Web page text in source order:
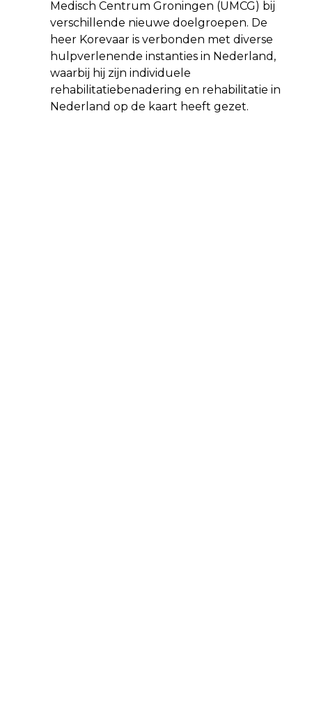
Medisch Centrum Groningen (UMCG) bij
verschillende nieuwe doelgroepen. De
heer Korevaar is verbonden met diverse
hulpverlenende instanties in Nederland,
waarbij hij zijn individuele
rehabilitatiebenadering en rehabilitatie in
Nederland op de kaart heeft gezet.